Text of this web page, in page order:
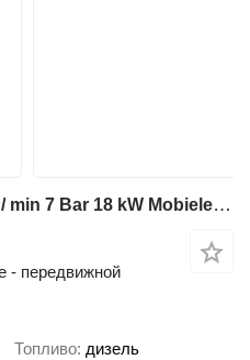
Kaeser M27 Kubota 2,7 m3 / min 7 Bar 18 kW Mobiele Silent Diesel Compre
- передвижной
Топливо дизель